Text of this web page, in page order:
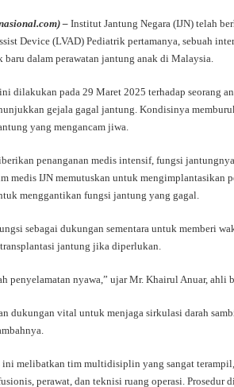
– Institut Jantung Negara (IJN) telah
Device (LVAD) Pediatrik pertamanya, sebuah
baru dalam perawatan jantung anak di Malaysia.
dilakukan pada 29 Maret 2025 terhadap seorang
gejala gagal jantung. Kondisinya
yang mengancam jiwa.
penanganan medis intensif, fungsi
medis IJN memutuskan untuk mengimplantasikan
menggantikan fungsi jantung yang gagal.
sebagai dukungan sementara untuk memberi
jantung jika diperlukan.
penyelamatan nyawa,” ujar Mr. Khairul Anuar, ahli
dukungan vital untuk menjaga sirkulasi darah
ini melibatkan tim multidisiplin yang sangat
perawat, dan teknisi ruang operasi. Prosedur